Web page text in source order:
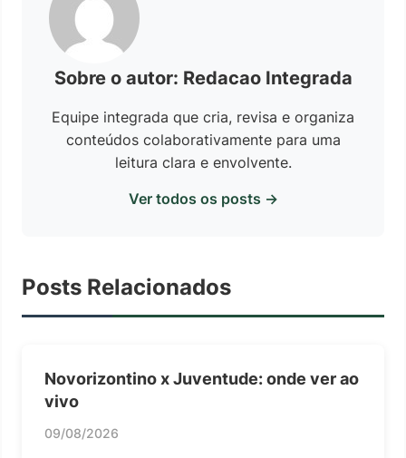
Sobre o autor: Redacao Integrada
Equipe integrada que cria, revisa e organiza
conteúdos colaborativamente para uma
leitura clara e envolvente.
Ver todos os posts →
Posts Relacionados
Novorizontino x Juventude: onde ver ao
vivo
09/08/2026